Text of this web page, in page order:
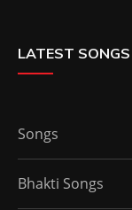
LATEST SONGS
Songs
Bhakti Songs